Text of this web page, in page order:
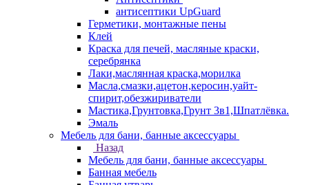
антисептики UpGuard
Герметики, монтажные пены
Клей
Краска для печей, масляные краски,
серебрянка
Лаки,маслянная краска,морилка
Масла,смазки,ацетон,керосин,уайт-
спирит,обезжириватели
Мастика,Грунтовка,Грунт 3в1,Шпатлёвка.
Эмаль
Мебель для бани, банные аксессуары
Назад
Мебель для бани, банные аксессуары
Банная мебель